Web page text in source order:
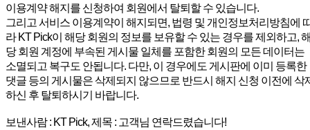
이용계약 해지를 신청하여 회원에서 탈퇴할 수 있습니다.
그리고 서비스 이용계약이 해지되면, 법령 및 개인정보처리방침에
라 KT Pick이 해당 회원의 정보를 보유할 수 있는 경우를 제외하고,
당 회원 계정에 부속된 게시물 일체를 포함한 회원의 모든 데이터는
소멸되고 복구도 안됩니다. 다만, 이 경우에도 게시판에 이미 등록한
댓글 등의 게시물은 삭제되지 않으므로 반드시 해지 신청 이전에 삭
하신 후 탈퇴하시기 바랍니다.
보낸사람 : KT Pick, 제목 : 고객님 연락드렸습니다!